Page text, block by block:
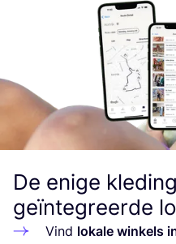
De enige
geïntegreerde
Vind loka­le win­kels